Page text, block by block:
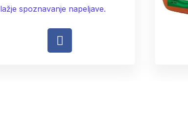
lažje spoznavanje napeljave.